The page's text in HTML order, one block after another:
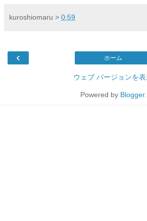
kuroshiomaru > 0:59
‹ ホーム
ウェブ バージョンを
Powered by Blogger.